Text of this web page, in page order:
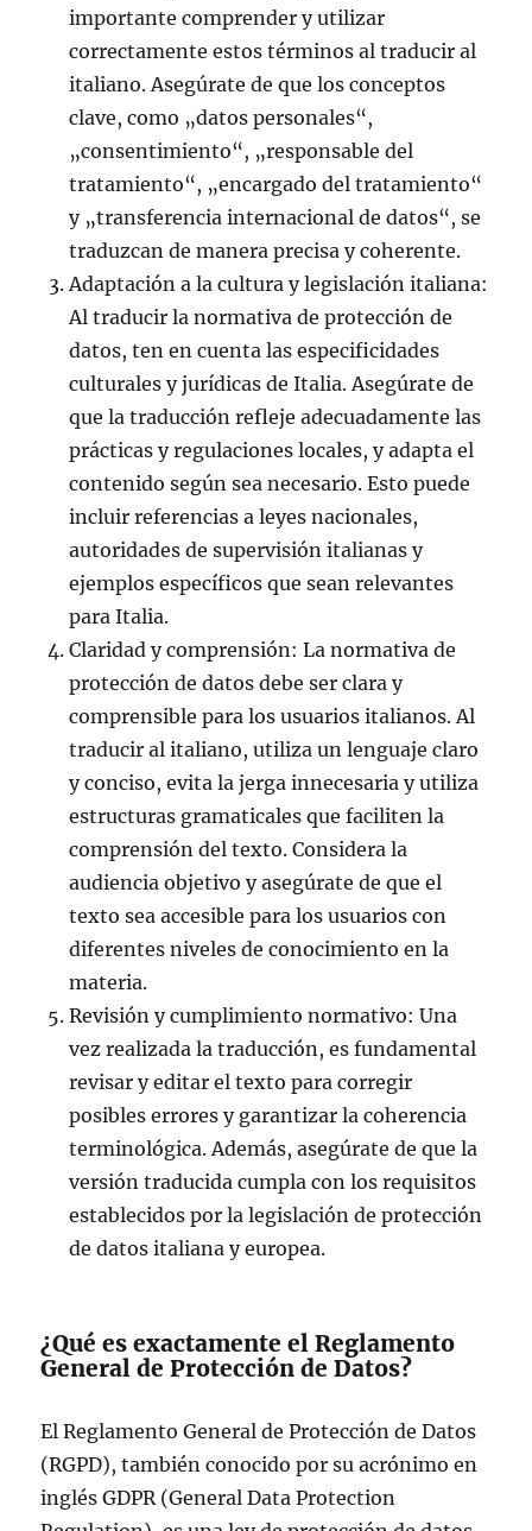
importante comprender y utilizar
correctamente estos términos al traducir al
italiano. Asegúrate de que los conceptos
clave, como „datos personales“,
„consentimiento“, „responsable del
tratamiento“, „encargado del tratamiento“
y „transferencia internacional de datos“, se
traduzcan de manera precisa y coherente.
Adaptación a la cultura y legislación italiana:
Al traducir la normativa de protección de
datos, ten en cuenta las especificidades
culturales y jurídicas de Italia. Asegúrate de
que la traducción refleje adecuadamente las
prácticas y regulaciones locales, y adapta el
contenido según sea necesario. Esto puede
incluir referencias a leyes nacionales,
autoridades de supervisión italianas y
ejemplos específicos que sean relevantes
para Italia.
Claridad y comprensión: La normativa de
protección de datos debe ser clara y
comprensible para los usuarios italianos. Al
traducir al italiano, utiliza un lenguaje claro
y conciso, evita la jerga innecesaria y utiliza
estructuras gramaticales que faciliten la
comprensión del texto. Considera la
audiencia objetivo y asegúrate de que el
texto sea accesible para los usuarios con
diferentes niveles de conocimiento en la
materia.
Revisión y cumplimiento normativo: Una
vez realizada la traducción, es fundamental
revisar y editar el texto para corregir
posibles errores y garantizar la coherencia
terminológica. Además, asegúrate de que la
versión traducida cumpla con los requisitos
establecidos por la legislación de protección
de datos italiana y europea.
¿Qué es exactamente el Reglamento
General de Protección de Datos?
El Reglamento General de Protección de Datos
(RGPD), también conocido por su acrónimo en
inglés GDPR (General Data Protection